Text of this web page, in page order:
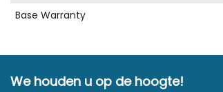
Base Warranty
We houden u op de hoogte!